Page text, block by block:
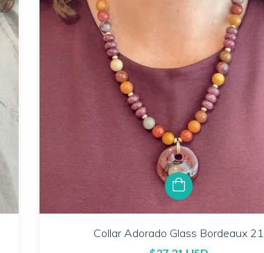
Collar Adorado Glass Bordeaux 21